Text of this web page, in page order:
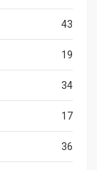
43
19
34
17
36